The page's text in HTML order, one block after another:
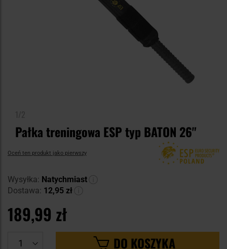
Pałka treningowa ESP typ BATON 26"
Oceń ten produkt jako pierwszy
Wysyłka: Natychmiast
Dostawa: 12,95 zł
189,99 zł
DO KOSZYKA